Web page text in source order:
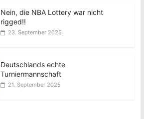
Nein, die NBA Lottery war nicht
rigged!!
23. September 2025
Deutschlands echte
Turniermannschaft
21. September 2025